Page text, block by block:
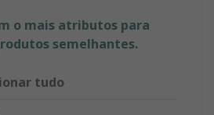
o mais atributos para
semelhantes.
tudo